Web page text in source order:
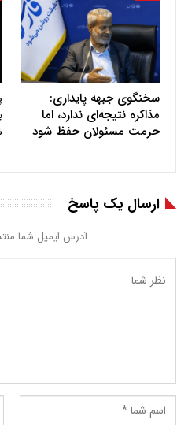
سخنگوی جبهه پایداری:
مذاکره نتیجه‌ای ندارد، اما
حرمت مسئولان حفظ شود
ارسال یک پاسخ
آدرس ایمیل شما